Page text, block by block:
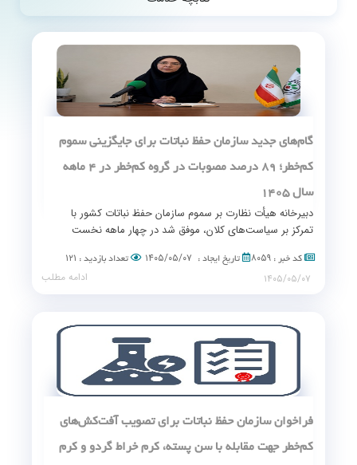
گام‌های جدید سازمان حفظ نباتات برای جایگزینی سموم
كم‌خطر؛ 89 درصد مصوبات در گروه كم‌خطر در 4 ماهه
سال 1405
دبیرخانه هیأت نظارت بر سموم سازمان حفظ نباتات کشور با
تمرکز بر سیاست‌های کلان، موفق شد در چهار ماهه نخست
جدید شامل مولکول‌ها و فرآورده‌های بیولوژیک را به تصویب
برساند.
کد خبر : ۸۰۵۹ تاریخ ایجاد :
۱۴۰۵/۰۵/۰۷
۱۴۰۵/۰۵/۰۷
تعداد بازدید : ۱۲۱
ادامه مطلب
فراخوان سازمان حفظ نباتات برای تصویب آفت‌كش‌های
كم‌خطر جهت مقابله با سن پسته، كرم خراط گردو و كرم